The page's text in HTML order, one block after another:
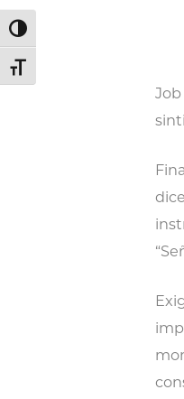
Alternar alto contraste
Alternar tamaño de letra